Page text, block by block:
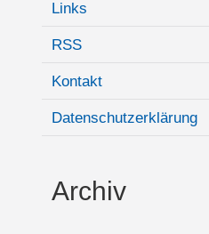
Links
RSS
Kontakt
Datenschutzerklärung
Archiv